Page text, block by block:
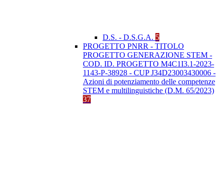
D.S. - D.S.G.A. 5
PROGETTO PNRR - TITOLO
PROGETTO GENERAZIONE STEM -
COD. ID. PROGETTO M4C1I3.1-2023-
1143-P-38928 - CUP J34D23003430006 -
Azioni di potenziamento delle competenze
STEM e multilinguistiche (D.M. 65/2023)
37